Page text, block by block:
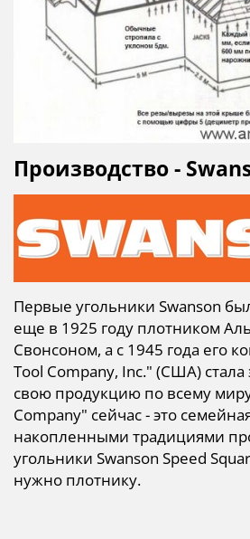
Производство -
Первые угольники Swanson
еще в 1925 году плотником
Свонсоном, а с 1945 года его
Tool Company, Inc." (США) стала
свою продукцию по всему
Company" сейчас - это
накопленными традициями
угольники Swanson Speed
нужно плотнику.